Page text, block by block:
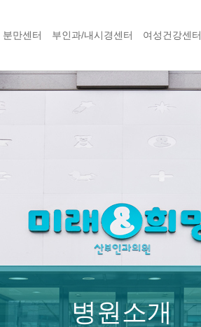
분만센터 부인과/내시경센터 여성건강센터
병원소개